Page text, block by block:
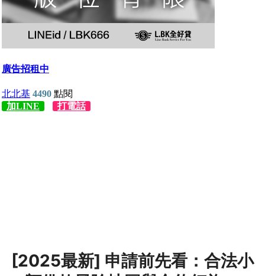
[2025最新] 申請前先看：合法小